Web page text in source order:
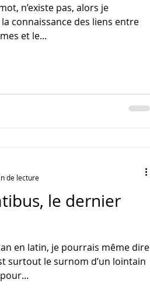
n’existe pas, alors je
la connaissance des liens entre
et le...
le dernier
en latin, je pourrais même dire
surtout le surnom d’un lointain
de lecture